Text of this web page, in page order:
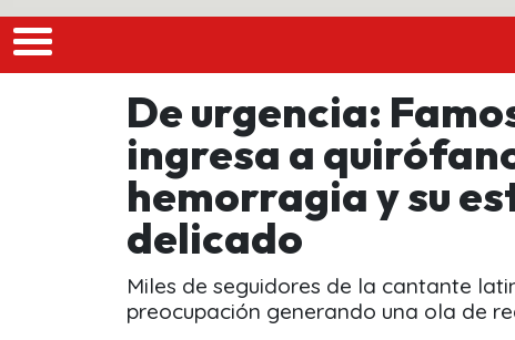
De urgencia:
ingresa a
hemorragia y su
delicado
Miles de seguidores de la cantante
preocupación generando una ola de